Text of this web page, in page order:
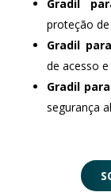
Gradil
proteção
Gradil
de acesso
Gradil
segurança